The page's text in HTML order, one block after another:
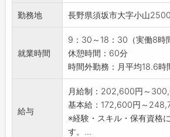
のご説明・アドバイスなど
【おすすめポイント】
支援制度でキャリアアップ
資格は取らずに自分のペー
ともできます。
入社してから国家1級自動
員資格を取得したスタッフ
【1日の業務の流れ(例)】
9:30～朝礼、清掃、オープ
勤務地 長野県須坂市大字小山
就業時間
9：30～18：30（実働8時
休憩時間：60分
時間外勤務：月平均18.6時
給与
月給制：202,600円～
基本給：172,600円～
※経験・スキル・保有資格
す。...